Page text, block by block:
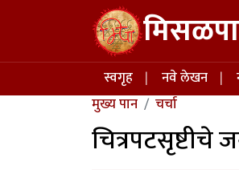
Skip to main content
Main navigation
स्वगृह नवे लेखन
मुख्य पान
चर्चा